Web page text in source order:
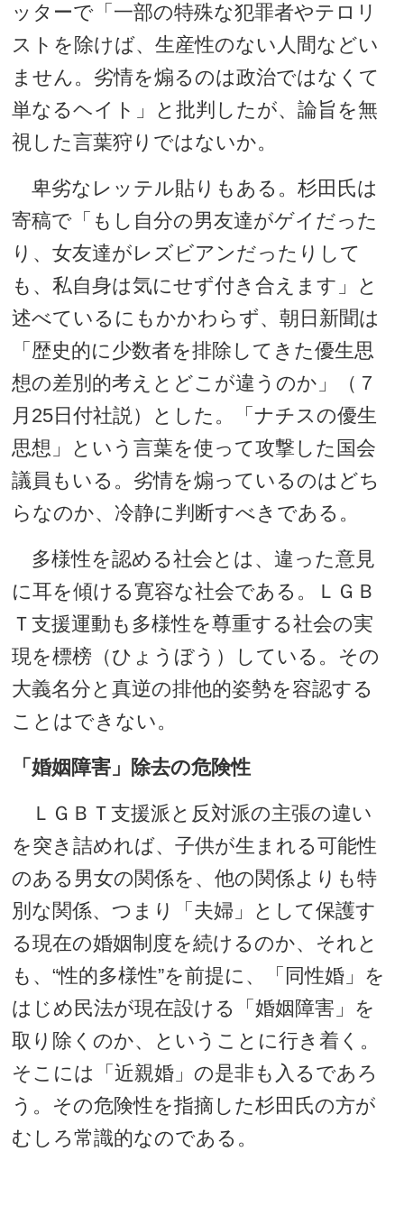
ッターで「一部の特殊な犯罪者やテロリ
ストを除けば、生産性のない人間などい
ません。劣情を煽るのは政治ではなくて
単なるヘイト」と批判したが、論旨を無
視した言葉狩りではないか。
卑劣なレッテル貼りもある。杉田氏は
寄稿で「もし自分の男友達がゲイだった
り、女友達がレズビアンだったりして
も、私自身は気にせず付き合えます」と
述べているにもかかわらず、朝日新聞は
「歴史的に少数者を排除してきた優生思
想の差別的考えとどこが違うのか」（７
月25日付社説）とした。「ナチスの優生
思想」という言葉を使って攻撃した国会
議員もいる。劣情を煽っているのはどち
らなのか、冷静に判断すべきである。
多様性を認める社会とは、違った意見
に耳を傾ける寛容な社会である。ＬＧＢ
Ｔ支援運動も多様性を尊重する社会の実
現を標榜（ひょうぼう）している。その
大義名分と真逆の排他的姿勢を容認する
ことはできない。
「婚姻障害」除去の危険性
ＬＧＢＴ支援派と反対派の主張の違い
を突き詰めれば、子供が生まれる可能性
のある男女の関係を、他の関係よりも特
別な関係、つまり「夫婦」として保護す
る現在の婚姻制度を続けるのか、それと
も、“性的多様性”を前提に、「同性婚」を
はじめ民法が現在設ける「婚姻障害」を
取り除くのか、ということに行き着く。
そこには「近親婚」の是非も入るであろ
う。その危険性を指摘した杉田氏の方が
むしろ常識的なのである。